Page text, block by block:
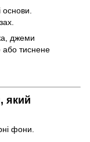
джеми
або тиснене
який
фони.